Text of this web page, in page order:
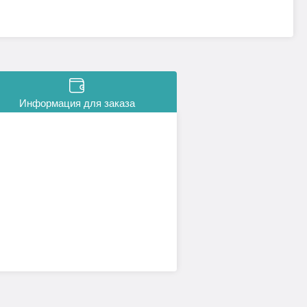
Информация для заказа